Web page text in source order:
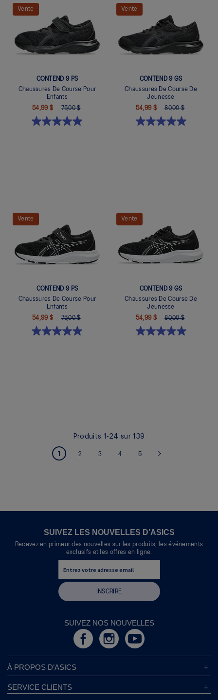
Quickview Quickview
Vente
CONTEND 9 PS
Chaussures De Course Pour
Enfants
54,99 $
75,00 $
Quickview
Vente
CONTEND 9 GS
Chaussures De Course De
Jeunesse
54,99 $
80,00 $
Quickview
Vente
CONTEND 9 PS
Chaussures De Course Pour
Enfants
54,99 $
75,00 $
Vente
CONTEND 9 GS
Chaussures De Course De
Jeunesse
54,99 $
80,00 $
Produits 1 -24 sur139
Vous lisez actuellement la page
1 Page
2 Page
3 Page
4 Page
5
SUIVEZ LES NOUVELLES D’ASICS
Recevez en primeur des nouvelles sur les produits, les événements
exclusifs et les offres en ligne.
INSCRIRE
SUIVEZ NOS NOUVELLES
À PROPOS D’ASICS
Responsabilités d’entreprise
SERVICE CLIENTS